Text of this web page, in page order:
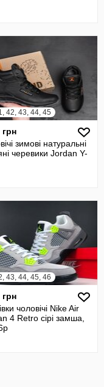
42, 43, 44, 45
грн
зимові натуральні
черевики Jordan Y-
43, 44, 45, 46
грн
чоловічі Nike Air
4 Retro сірі замша,